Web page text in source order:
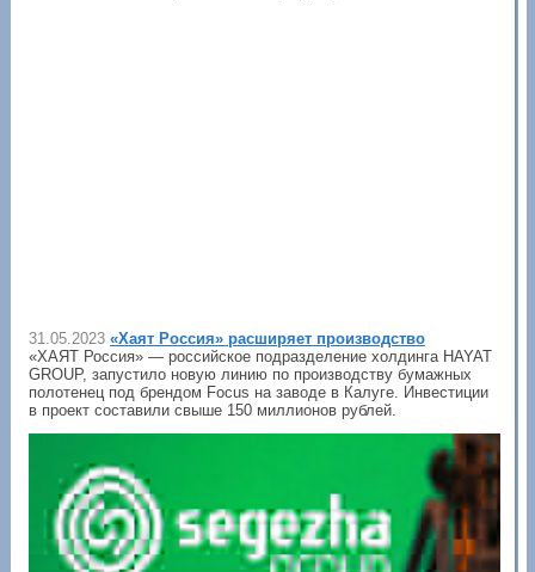
31.05.2023 «Хаят Россия» расширяет производство
«ХАЯТ Россия» — российское подразделение холдинга HAYAT
GROUP, запустило новую линию по производству бумажных
полотенец под брендом Focus на заводе в Калуге. Инвестиции
в проект составили свыше 150 миллионов рублей.